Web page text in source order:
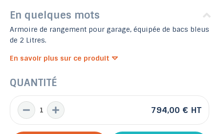
En quelques mots
Armoire de rangement pour garage, équipée de bacs bleus
de 2 Litres.
En savoir plus sur ce produit
QUANTITÉ
794,00 € HT